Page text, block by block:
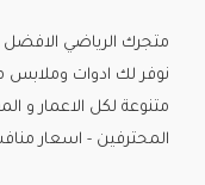
نوفر لك ادوات وملابس
متنوعة لكل الاعمار و
المحترفين - اسعار